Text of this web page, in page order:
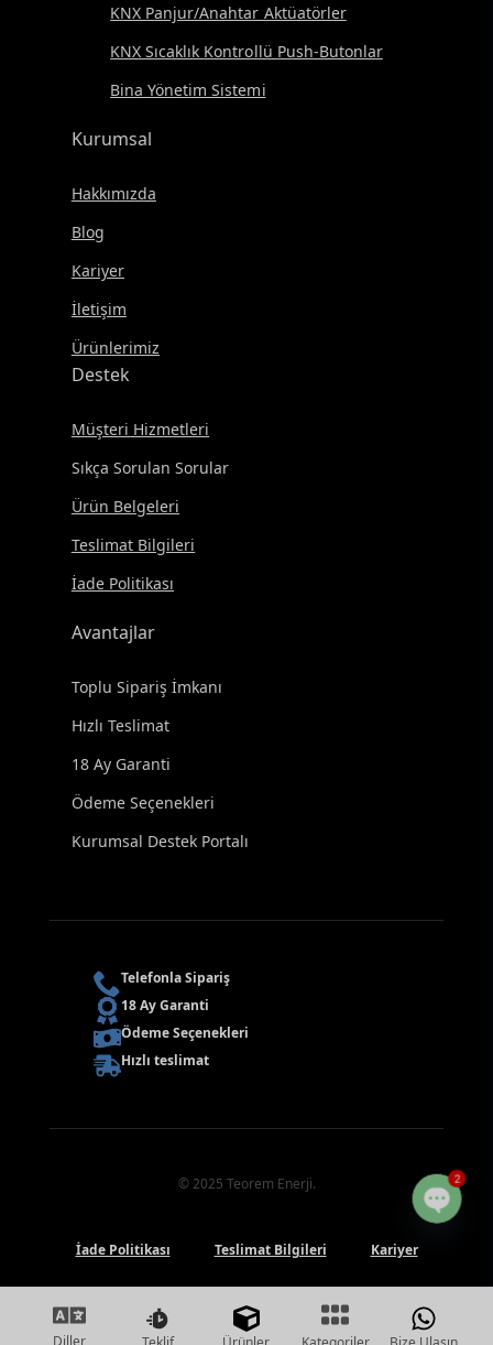
KNX Panjur/Anahtar Aktüatörler
KNX Sıcaklık Kontrollü Push-Butonlar
Bina Yönetim Sistemi
Kurumsal
Hakkımızda
Blog
Kariyer
İletişim
Ürünlerimiz
Destek
Müşteri Hizmetleri
Sıkça Sorulan Sorular
Ürün Belgeleri
Teslimat Bilgileri
İade Politikası
Avantajlar
Toplu Sipariş İmkanı
Hızlı Teslimat
18 Ay Garanti
Ödeme Seçenekleri
Kurumsal Destek Portalı
Telefonla Sipariş
18 Ay Garanti
Ödeme Seçenekleri
Hızlı teslimat
© 2025 Teorem Enerji.
İade Politikası Teslimat Bilgileri Kariyer
Home Gizlilik Politikası Kullanim Kosullari
2